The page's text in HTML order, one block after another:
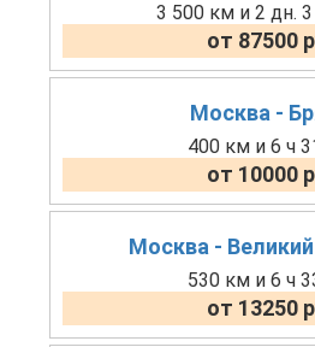
3 500 км и 2 дн.
от 87500
Москва -
400 км и 6 ч
от 10000
Москва -
530 км и 6 ч
от 13250